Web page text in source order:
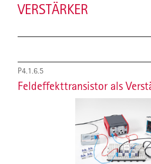
VERSTÄRKER
P4.1.6.5
Feldeffekttransistor als